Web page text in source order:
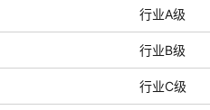
行业A级
行业B级
行业C级